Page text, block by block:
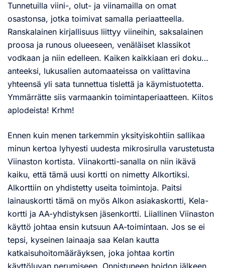
Tunnetuilla viini-, olut- ja viinamailla on omat
osastonsa, jotka toimivat samalla periaatteella.
Ranskalainen kirjallisuus liittyy viineihin, saksalainen
proosa ja runous olueeseen, venäläiset klassikot
vodkaan ja niin edelleen. Kaiken kaikkiaan eri doku…
anteeksi, lukusalien automaateissa on valittavina
yhteensä yli sata tunnettua tislettä ja käymistuotetta.
Ymmärrätte siis varmaankin toimintaperiaatteen. Kiitos
aplodeista! Krhm!
Ennen kuin menen tarkemmin yksityiskohtiin sallikaa
minun kertoa lyhyesti uudesta mikrosirulla varustetusta
Viinaston kortista. Viinakortti-sanalla on niin ikävä
kaiku, että tämä uusi kortti on nimetty Alkortiksi.
Alkorttiin on yhdistetty useita toimintoja. Paitsi
lainauskortti tämä on myös Alkon asiakaskortti, Kela-
kortti ja AA-yhdistyksen jäsenkortti. Liiallinen Viinaston
käyttö johtaa ensin kutsuun AA-toimintaan. Jos se ei
tepsi, kyseinen lainaaja saa Kelan kautta
katkaisuhoitomääräyksen, joka johtaa kortin